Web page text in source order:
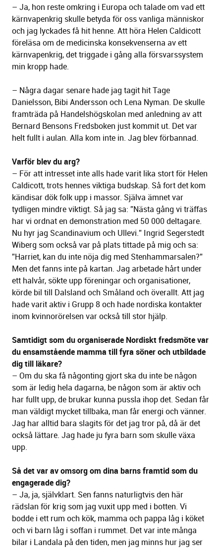
– Ja, hon reste omkring i Europa och talade om vad ett
kärnvapenkrig skulle betyda för oss vanliga människor
och jag lyckades få hit henne. Att höra Helen Caldicott
föreläsa om de medicinska konsekvenserna av ett
kärnvapenkrig, det triggade i gång alla försvarssystem
min kropp hade.
– Några dagar senare hade jag tagit hit Tage
Danielsson, Bibi Andersson och Lena Nyman. De skulle
framträda på Handelshögskolan med anledning av att
Bernard Bensons Fredsboken just kommit ut. Det var
helt fullt i aulan. Alla kom inte in. Jag blev förbannad.
Varför blev du arg?
– För att intresset inte alls hade varit lika stort för Helen
Caldicott, trots hennes viktiga budskap. Så fort det kom
kändisar dök folk upp i massor. Själva ämnet var
tydligen mindre viktigt. Så jag sa: ”Nästa gång vi träffas
har vi ordnat en demonstration med 50 000 deltagare.
Nu hyr jag Scandinavium och Ullevi.” Ingrid Segerstedt
Wiberg som också var på plats tittade på mig och sa:
”Harriet, kan du inte nöja dig med Stenhammarsalen?”
Men det fanns inte på kartan. Jag arbetade hårt under
ett halvår, sökte upp föreningar och organisationer,
körde bil till Dalsland och Småland och överallt. Att jag
hade varit aktiv i Grupp 8 och hade nordiska kontakter
inom kvinnorörelsen var också till stor hjälp.
Samtidigt som du organiserade Nordiskt fredsmöte var
du ensamstående mamma till fyra söner och utbildade
dig till läkare?
– Om du ska få någonting gjort ska du inte be någon
som är ledig hela dagarna, be någon som är aktiv och
har fullt upp, de brukar kunna pussla ihop det. Sedan får
man väldigt mycket tillbaka, man får energi och vänner.
Jag har alltid bara slagits för det jag tror på, då är det
också lättare. Jag hade ju fyra barn som skulle växa
upp.
Så det var av omsorg om dina barns framtid som du
engagerade dig?
– Ja, ja, självklart. Sen fanns naturligtvis den här
rädslan för krig som jag vuxit upp med i botten. Vi
bodde i ett rum och kök, mamma och pappa låg i köket
och vi barn låg i soffan i rummet. Det var inte många
bilar i Landala på den tiden, men jag minns hur jag ser